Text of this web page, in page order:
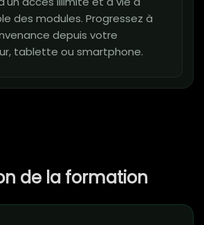
des modules. Progressez à
depuis votre
tablette ou smartphone.
de la formation